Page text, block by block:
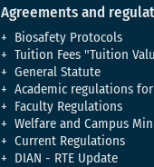
Agreements and
Biosafety Protocols
Tuition Fees "Tuition
General Statute
Academic regulations
Faculty Regulations
Welfare and Campus
Current Regulations
DIAN - RTE Update